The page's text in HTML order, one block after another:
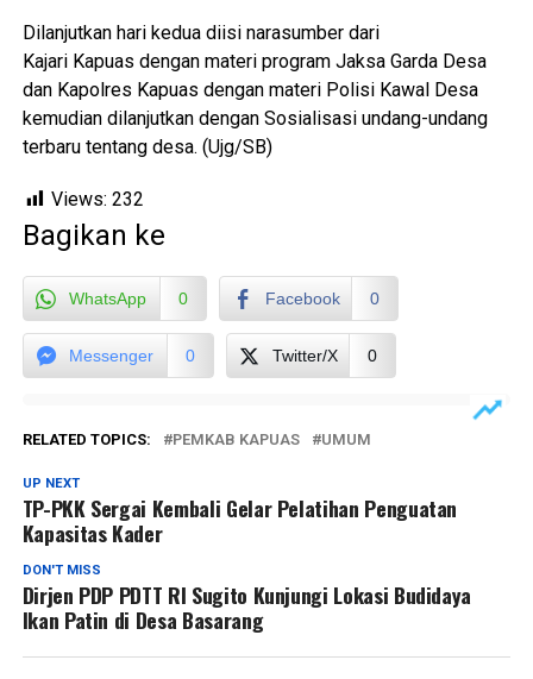
Dilanjutkan hari kedua diisi narasumber dari
Kajari Kapuas dengan materi program Jaksa Garda Desa
dan Kapolres Kapuas dengan materi Polisi Kawal Desa
kemudian dilanjutkan dengan Sosialisasi undang-undang
terbaru tentang desa. (Ujg/SB)
Views: 232
Bagikan ke
WhatsApp 0 Facebook 0
Messenger 0 Twitter/X 0
RELATED TOPICS: PEMKAB KAPUAS UMUM
UP NEXT
TP-PKK Sergai Kembali Gelar Pelatihan Penguatan
Kapasitas Kader
DON'T MISS
Dirjen PDP PDTT RI Sugito Kunjungi Lokasi Budidaya
Ikan Patin di Desa Basarang